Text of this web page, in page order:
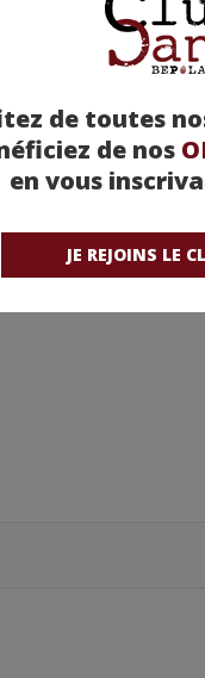
de toutes
de nos
en vous
JE REJOINS LE